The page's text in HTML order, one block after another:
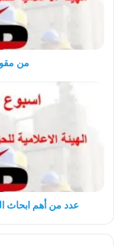
من
المفكر
عدد من أهم ابحاث